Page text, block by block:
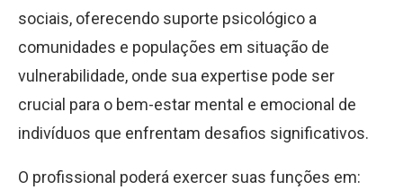
sociais, oferecendo suporte psicológico a
comunidades e populações em situação de
vulnerabilidade, onde sua expertise pode ser
crucial para o bem-estar mental e emocional de
indivíduos que enfrentam desafios significativos.
O profissional poderá exercer suas funções em: